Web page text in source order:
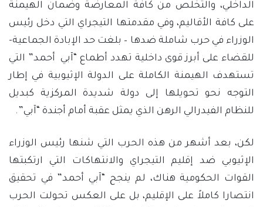
الداخلي، والتخلص من كافة المعارضة وضمان الهيمنة
على كافة الأقاليم، وفي مقدمتها التيجراي التي دخل رئيس
الوزراء في حرب شاملة ضدها – بلغت حد الإبادة الجماعية-
للقضاء على أبرز قوى داخلية تهدد أطماع “آبي أحمد” التي
تستهدف الهيمنة الكاملة على الدولة الإثيوبية في إطار
التوجه نحو تحويلها إلى دولة شديدة المركزية كبديل
للنظام الفيدرالي الرهن الذي يمثل عقبة أمام أجندة “آبي”.
لكن، بعد أشهر من هذه الحرب التي شنها رئيس الوزراء
الإثيوبي ضد إقليم التيجراي والانتهاكات التي ارتكبتها
القوات الحكومية هناك، لم ينجح “آبي أحمد” في تحقيق
انتصارا كاملاً على الإقليم، بل على العكس تحولت الحرب